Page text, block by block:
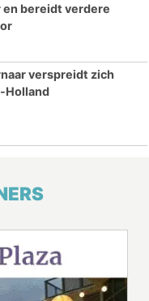
bereidt verdere
verspreidt zich
Holland